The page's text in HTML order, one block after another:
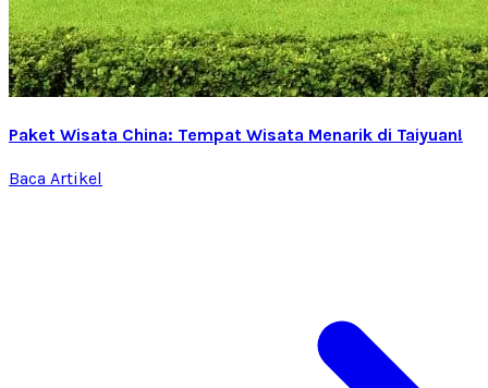
Paket Wisata China: Tempat Wisata Menarik di Taiyuan!
Baca Artikel